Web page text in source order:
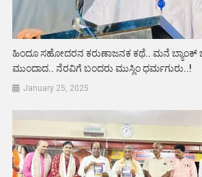
ಹಿಂದೂ ಸಹೋದರನ ಕರುಣಾಜನಕ ಕಥೆ.. ಮನೆ ಬ್ಯಾಂಕ್
ಮುಂದಾದ.. ನೆರವಿಗೆ ಬಂದರು ಮುಸ್ಲಿಂ ಧರ್ಮಗುರು..!
January 25, 2025